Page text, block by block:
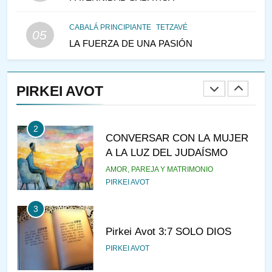
05
CABALÁ PRINCIPIANTE TETZAVÉ
LA FUERZA DE UNA PASIÓN
PIRKEI AVOT
1
RAZI ¿QUIÉN ES SABIO?
2
CONVERSAR CON LA MUJER
A LA LUZ DEL JUDAÍSMO
AMOR, PAREJA Y MATRIMONIO
PIRKEI AVOT
3
Pirkei Avot 3:7 SOLO DIOS
PIRKEI AVOT